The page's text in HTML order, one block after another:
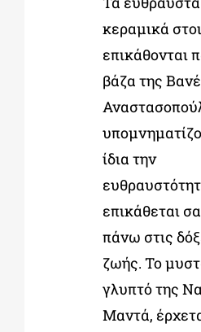
κεραμικά
επικάθονται
βάζα της
ίδια την
επικάθεται
πάνω στις
ζωής. Το
γλυπτό της
Μαντά,